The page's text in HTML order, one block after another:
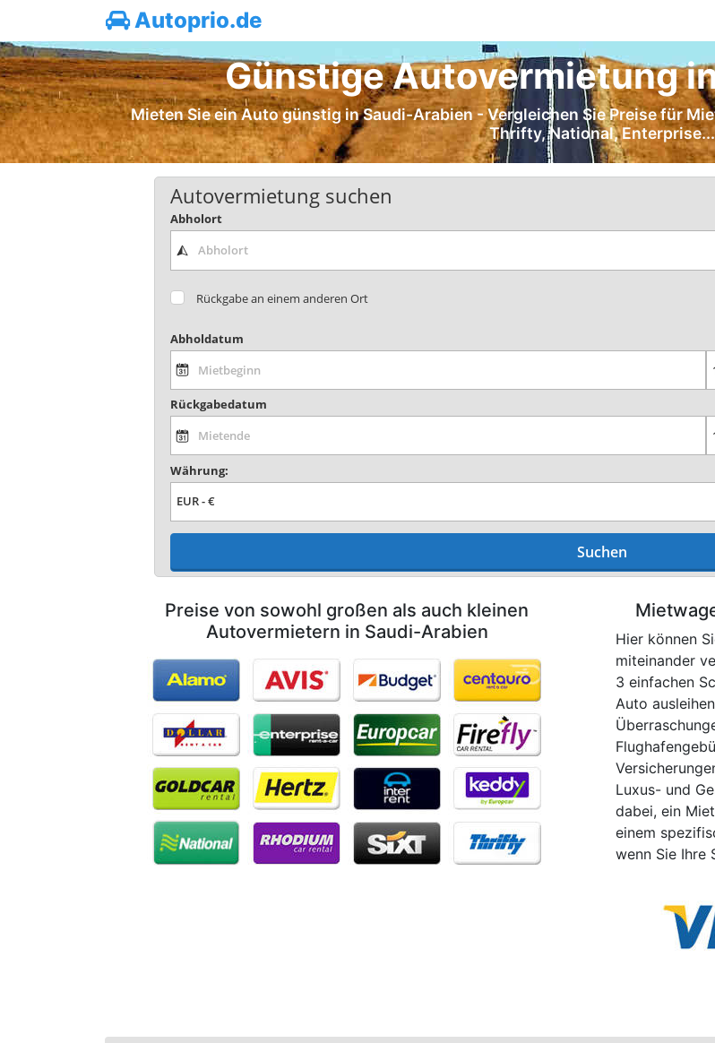
Autoprio.de
Günstige Autovermietung
Mieten Sie ein Auto günstig in Saudi-Arabien - Vergleichen Sie Preise für
Thrifty, National, Enterprise...
Autovermietung suchen
Abholort
Rückgabe an einem anderen Ort
Abholdatum
Rückgabedatum
Währung:
Suchen
Preise von sowohl großen als auch kleinen
Autovermietern in Saudi-Arabien
Hier können
miteinander
3 einfachen
Auto
Luxus- und
dabei, ein
einem
wenn Sie Ihre